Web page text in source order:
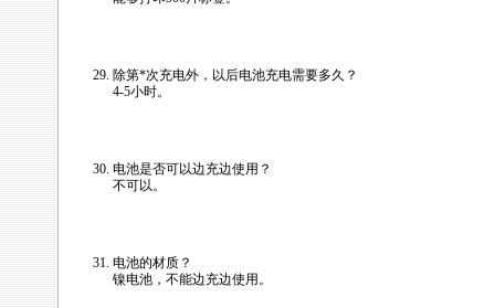
除第*次充电外，以后电池充电需要多久？
4-5小时。
电池是否可以边充边使用？
不可以。
电池的材质？
镍电池，不能边充边使用。